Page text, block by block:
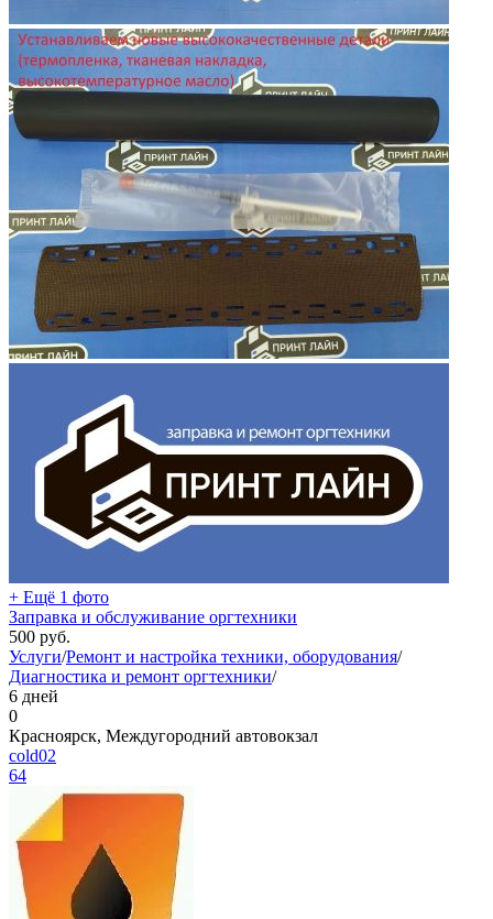
+ Ещё 1 фото
Заправка и обслуживание оргтехники
500 руб.
Услуги/Ремонт и настройка техники, оборудования/
Диагностика и ремонт оргтехники/
6 дней
0
Красноярск, Междугородний автовокзал
cold02
64